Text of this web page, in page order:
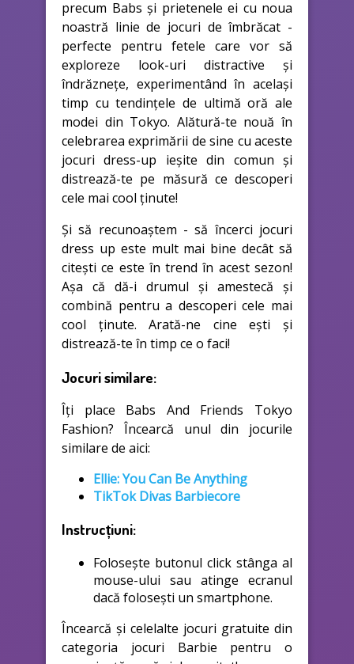
precum Babs și prietenele ei cu noua
noastră linie de jocuri de îmbrăcat -
perfecte pentru fetele care vor să
exploreze look-uri distractive și
îndrăznețe, experimentând în același
timp cu tendințele de ultimă oră ale
modei din Tokyo. Alătură-te nouă în
celebrarea exprimării de sine cu aceste
jocuri dress-up ieșite din comun și
distrează-te pe măsură ce descoperi
cele mai cool ținute!
Și să recunoaștem - să încerci jocuri
dress up este mult mai bine decât să
citești ce este în trend în acest sezon!
Așa că dă-i drumul și amestecă și
combină pentru a descoperi cele mai
cool ținute. Arată-ne cine ești și
distrează-te în timp ce o faci!
Jocuri similare:
Îți place Babs And Friends Tokyo
Fashion? Încearcă unul din jocurile
similare de aici:
Ellie: You Can Be Anything
TikTok Divas Barbiecore
Instrucțiuni:
Folosește butonul click stânga al
mouse-ului sau atinge ecranul
dacă folosești un smartphone.
Încearcă și celelalte jocuri gratuite din
categoria jocuri Barbie pentru o